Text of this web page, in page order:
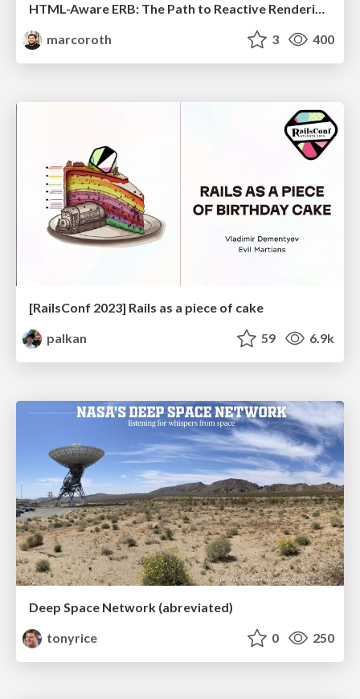
HTML-Aware ERB: The Path to Reactive Rendering @ RubyCon 2026, Rimini, Italy
marcoroth
3 400
[RailsConf 2023] Rails as a piece of cake
palkan
59 6.9k
Deep Space Network (abreviated)
tonyrice
0 250